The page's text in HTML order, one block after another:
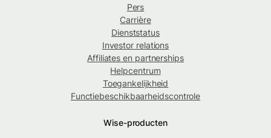
Pers
Carrière
Dienststatus
Investor relations
Affiliates en partnerships
Helpcentrum
Toegankelijkheid
Functiebeschikbaarheidscontrole
Wise-producten